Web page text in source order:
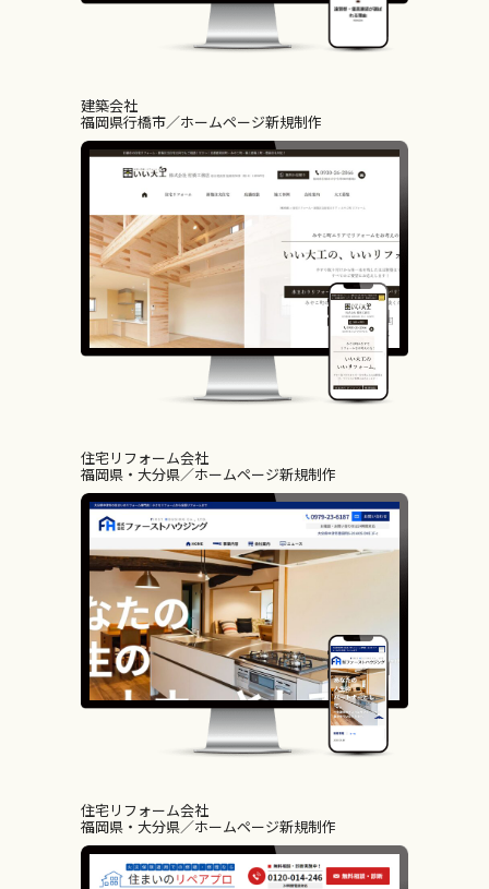
建築会社
福岡県行橋市 ホームページ新規制作
住宅リフォーム会社
福岡県・大分県 ホームページ新規制作
住宅リフォーム会社
福岡県・大分県 ホームページ新規制作